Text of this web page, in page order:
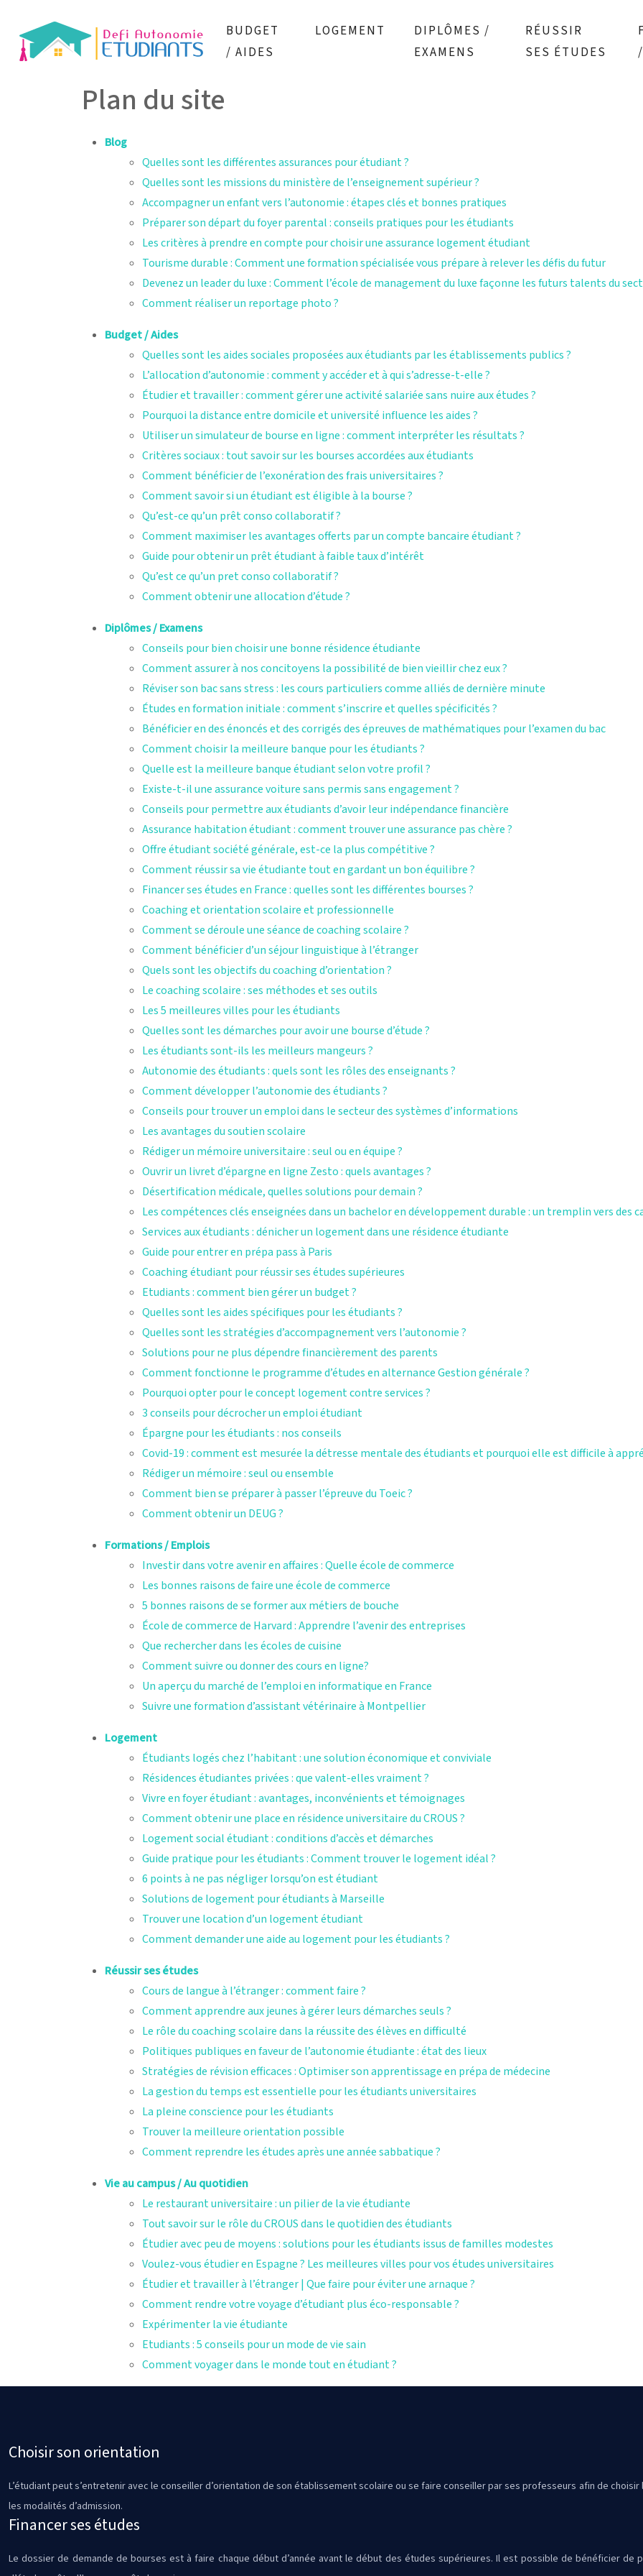
BUDGET
/ AIDES
LOGEMENT
DIPLÔMES /
EXAMENS
RÉUSSIR
SES ÉTUDES
Plan du site
Blog
Quelles sont les différentes assurances pour étudiant ?
Quelles sont les missions du ministère de l’enseignement supérieur ?
Accompagner un enfant vers l’autonomie : étapes clés et bonnes pratiques
Préparer son départ du foyer parental : conseils pratiques pour les étudiants
Les critères à prendre en compte pour choisir une assurance logement étudiant
Tourisme durable : Comment une formation spécialisée vous prépare à relever les défis du futur
Devenez un leader du luxe : Comment l’école de management du luxe façonne les futurs talents du
Comment réaliser un reportage photo ?
Budget / Aides
Quelles sont les aides sociales proposées aux étudiants par les établissements publics ?
L’allocation d’autonomie : comment y accéder et à qui s’adresse-t-elle ?
Étudier et travailler : comment gérer une activité salariée sans nuire aux études ?
Pourquoi la distance entre domicile et université influence les aides ?
Utiliser un simulateur de bourse en ligne : comment interpréter les résultats ?
Critères sociaux : tout savoir sur les bourses accordées aux étudiants
Comment bénéficier de l’exonération des frais universitaires ?
Comment savoir si un étudiant est éligible à la bourse ?
Qu’est-ce qu’un prêt conso collaboratif ?
Comment maximiser les avantages offerts par un compte bancaire étudiant ?
Guide pour obtenir un prêt étudiant à faible taux d’intérêt
Qu’est ce qu’un pret conso collaboratif ?
Comment obtenir une allocation d’étude ?
Diplômes / Examens
Conseils pour bien choisir une bonne résidence étudiante
Comment assurer à nos concitoyens la possibilité de bien vieillir chez eux ?
Réviser son bac sans stress : les cours particuliers comme alliés de dernière minute
Études en formation initiale : comment s’inscrire et quelles spécificités ?
Bénéficier en des énoncés et des corrigés des épreuves de mathématiques pour l’examen du bac
Comment choisir la meilleure banque pour les étudiants ?
Quelle est la meilleure banque étudiant selon votre profil ?
Existe-t-il une assurance voiture sans permis sans engagement ?
Conseils pour permettre aux étudiants d’avoir leur indépendance financière
Assurance habitation étudiant : comment trouver une assurance pas chère ?
Offre étudiant société générale, est-ce la plus compétitive ?
Comment réussir sa vie étudiante tout en gardant un bon équilibre ?
Financer ses études en France : quelles sont les différentes bourses ?
Coaching et orientation scolaire et professionnelle
Comment se déroule une séance de coaching scolaire ?
Comment bénéficier d’un séjour linguistique à l’étranger
Quels sont les objectifs du coaching d’orientation ?
Le coaching scolaire : ses méthodes et ses outils
Les 5 meilleures villes pour les étudiants
Quelles sont les démarches pour avoir une bourse d’étude ?
Les étudiants sont-ils les meilleurs mangeurs ?
Autonomie des étudiants : quels sont les rôles des enseignants ?
Comment développer l’autonomie des étudiants ?
Conseils pour trouver un emploi dans le secteur des systèmes d’informations
Les avantages du soutien scolaire
Rédiger un mémoire universitaire : seul ou en équipe ?
Ouvrir un livret d’épargne en ligne Zesto : quels avantages ?
Désertification médicale, quelles solutions pour demain ?
Les compétences clés enseignées dans un bachelor en développement durable : un tremplin vers des
Services aux étudiants : dénicher un logement dans une résidence étudiante
Guide pour entrer en prépa pass à Paris
Coaching étudiant pour réussir ses études supérieures
Etudiants : comment bien gérer un budget ?
Quelles sont les aides spécifiques pour les étudiants ?
Quelles sont les stratégies d’accompagnement vers l’autonomie ?
Solutions pour ne plus dépendre financièrement des parents
Comment fonctionne le programme d’études en alternance Gestion générale ?
Pourquoi opter pour le concept logement contre services ?
3 conseils pour décrocher un emploi étudiant
Épargne pour les étudiants : nos conseils
Covid-19 : comment est mesurée la détresse mentale des étudiants et pourquoi elle est difficile à
Rédiger un mémoire : seul ou ensemble
Comment bien se préparer à passer l’épreuve du Toeic ?
Comment obtenir un DEUG ?
Formations / Emplois
Investir dans votre avenir en affaires : Quelle école de commerce
Les bonnes raisons de faire une école de commerce
5 bonnes raisons de se former aux métiers de bouche
École de commerce de Harvard : Apprendre l’avenir des entreprises
Que rechercher dans les écoles de cuisine
Comment suivre ou donner des cours en ligne?
Un aperçu du marché de l’emploi en informatique en France
Suivre une formation d’assistant vétérinaire à Montpellier
Logement
Étudiants logés chez l’habitant : une solution économique et conviviale
Résidences étudiantes privées : que valent-elles vraiment ?
Vivre en foyer étudiant : avantages, inconvénients et témoignages
Comment obtenir une place en résidence universitaire du CROUS ?
Logement social étudiant : conditions d’accès et démarches
Guide pratique pour les étudiants : Comment trouver le logement idéal ?
6 points à ne pas négliger lorsqu’on est étudiant
Solutions de logement pour étudiants à Marseille
Trouver une location d’un logement étudiant
Comment demander une aide au logement pour les étudiants ?
Réussir ses études
Cours de langue à l’étranger : comment faire ?
Comment apprendre aux jeunes à gérer leurs démarches seuls ?
Le rôle du coaching scolaire dans la réussite des élèves en difficulté
Politiques publiques en faveur de l’autonomie étudiante : état des lieux
Stratégies de révision efficaces : Optimiser son apprentissage en prépa de médecine
La gestion du temps est essentielle pour les étudiants universitaires
La pleine conscience pour les étudiants
Trouver la meilleure orientation possible
Comment reprendre les études après une année sabbatique ?
Vie au campus / Au quotidien
Le restaurant universitaire : un pilier de la vie étudiante
Tout savoir sur le rôle du CROUS dans le quotidien des étudiants
Étudier avec peu de moyens : solutions pour les étudiants issus de familles modestes
Voulez-vous étudier en Espagne ? Les meilleures villes pour vos études universitaires
Étudier et travailler à l’étranger | Que faire pour éviter une arnaque ?
Comment rendre votre voyage d’étudiant plus éco-responsable ?
Expérimenter la vie étudiante
Etudiants : 5 conseils pour un mode de vie sain
Comment voyager dans le monde tout en étudiant ?
Choisir son orientation
L’étudiant peut s’entretenir avec le conseiller d’orientation de son établissement scolaire ou se faire conseiller par ses professeurs afin de
les modalités d’admission.
Financer ses études
Le dossier de demande de bourses est à faire chaque début d’année avant le début des études supérieures. Il est possible de bénéficier de